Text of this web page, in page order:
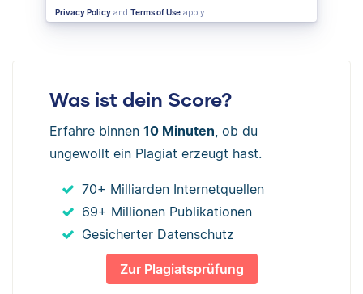
Was ist dein Score?
Erfahre binnen 10 Minuten, ob du
ungewollt ein Plagiat erzeugt hast.
70+ Milliarden Internetquellen
69+ Millionen Publikationen
Gesicherter Datenschutz
Zur Plagiatsprüfung